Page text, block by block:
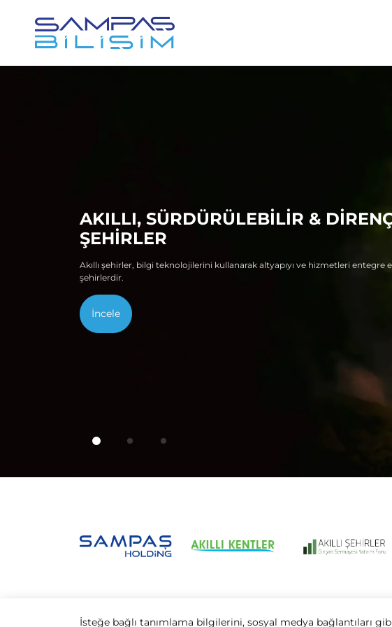
AKILLI, SÜRDÜRÜLEBİLİR &
ŞEHİRLER
Akıllı şehirler, bilgi teknolojilerini kullanarak altyapıyı ve hizmetleri entegre
şehirlerdir.
İncele
İsteğe bağlı tanımlama bilgilerini, sosyal medya bağlantıları